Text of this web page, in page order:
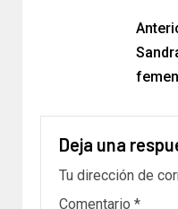
Deja una
Tu dirección de
Comentario *